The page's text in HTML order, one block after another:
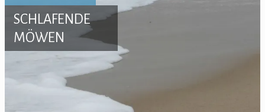
SCHLAFENDE
MÖWEN